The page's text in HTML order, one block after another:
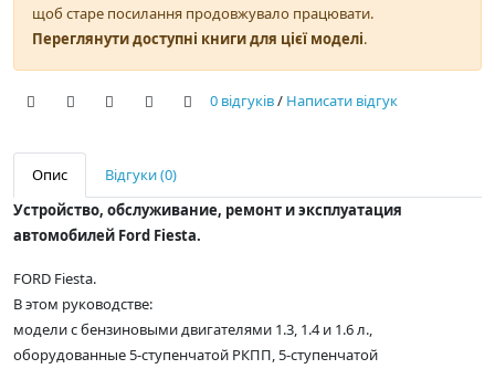
щоб старе посилання продовжувало працювати.
Переглянути доступні книги для цієї моделі.
0 відгуків/ Написати відгук
Опис
Відгуки (0)
Устройство, обслуживание, ремонт и эксплуатация
автомобилей Ford Fiesta.
FORD Fiesta.
В этом руководстве:
модели с бензиновыми двигателями 1.3, 1.4 и 1.6 л.,
оборудованные 5-ступенчатой РКПП, 5-ступенчатой